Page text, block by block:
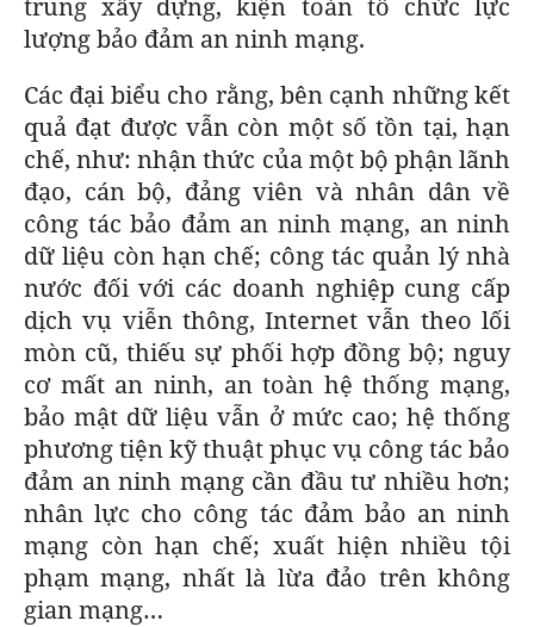
lượng bảo đảm an ninh mạng.
Các đại biểu cho rằng, bên cạnh những kết
quả đạt được vẫn còn một số tồn tại, hạn
chế, như: nhận thức của một bộ phận lãnh
đạo, cán bộ, đảng viên và nhân dân về
công tác bảo đảm an ninh mạng, an ninh
dữ liệu còn hạn chế; công tác quản lý nhà
nước đối với các doanh nghiệp cung cấp
dịch vụ viễn thông, Internet vẫn theo lối
mòn cũ, thiếu sự phối hợp đồng bộ; nguy
cơ mất an ninh, an toàn hệ thống mạng,
bảo mật dữ liệu vẫn ở mức cao; hệ thống
phương tiện kỹ thuật phục vụ công tác bảo
đảm an ninh mạng cần đầu tư nhiều hơn;
nhân lực cho công tác đảm bảo an ninh
mạng còn hạn chế; xuất hiện nhiều tội
phạm mạng, nhất là lừa đảo trên không
gian mạng…